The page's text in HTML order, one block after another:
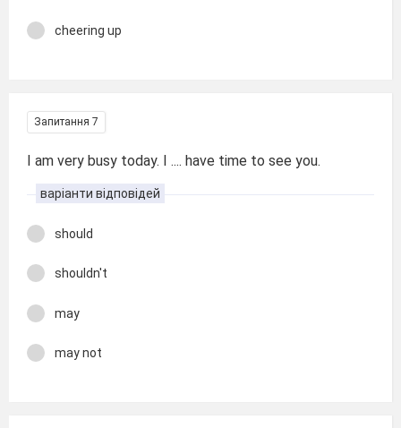
cheering up
Запитання 7
I am very busy today. I .... have time to see you.
варіанти відповідей
should
shouldn't
may
may not